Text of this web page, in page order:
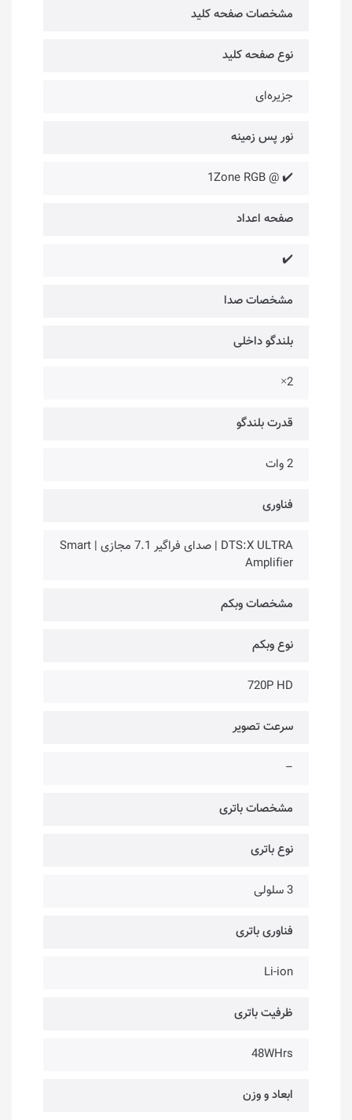
مشخصات صفحه کلید
نوع صفحه کلید
جزیره‌ای
نور پس زمینه
✔️ @ 1Zone RGB
صفحه اعداد
✔️
مشخصات صدا
بلندگو داخلی
2×
قدرت بلندگو
2 وات
فناوری‌
DTS:X ULTRA | صدای فراگیر 7.1 مجازی | Smart
Amplifier
مشخصات وبکم
نوع وبکم
720P HD
سرعت تصویر
–
مشخصات باتری
نوع باتری
3 سلولی
فناوری باتری
Li-ion
ظرفیت باتری
48WHrs
ابعاد و وزن